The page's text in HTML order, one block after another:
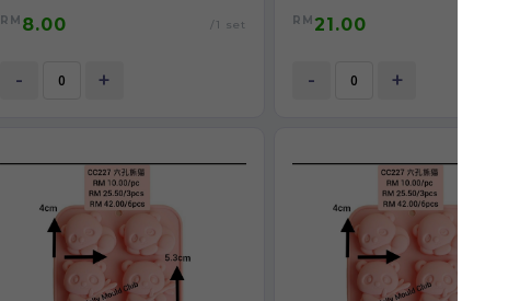
RM 8.00 /1 set
- +
RM 21.00
- +